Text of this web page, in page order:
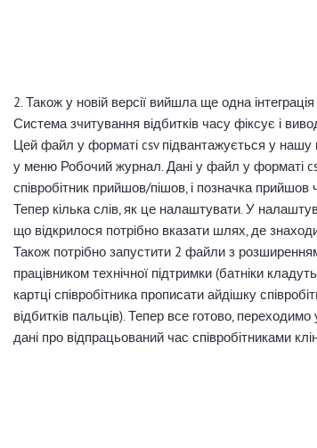
2. Також у новій версії вийшла ще одна
Система зчитування відбитків часу фіксує і
Цей файл у форматі csv підвантажується у нашу
у меню Робочий журнал. Дані у файл у форматі
співробітник прийшов/пішов, і позначка прийшов
Тепер кілька слів, як це налаштувати. У
що відкрилося потрібно вказати шлях, де
Також потрібно запустити 2 файли з
працівником технічної підтримки (батніки
картці співробітника прописати айдішку
відбитків пальців). Тепер все готово,
дані про відпрацьований час співробітниками